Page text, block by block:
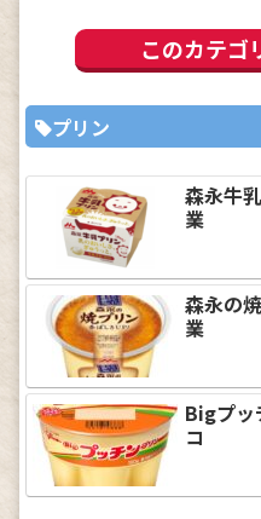
このカテゴ
プリン
森永牛
業
森永の
業
Bigプッ
コ